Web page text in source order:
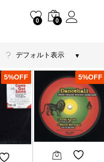
0 0
デフォルト表示
5% 5%